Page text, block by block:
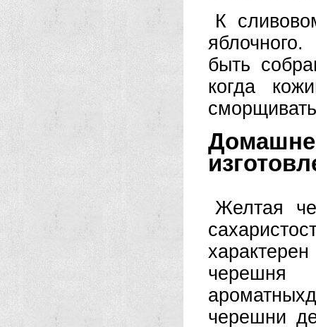
К
быть
когда
Желтая
черешня
черешни